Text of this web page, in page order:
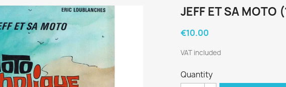
JEFF ET SA MOTO
€10.00
VAT included
Quantity